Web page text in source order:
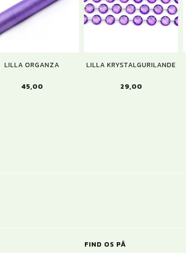
LILLA ORGANZA
45,00
LILLA KRYSTALGURILANDE
29,00
FIND OS PÅ